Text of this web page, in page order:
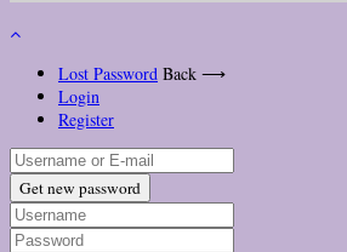
Lost Password Back ⟶
Login
Register
Get new password